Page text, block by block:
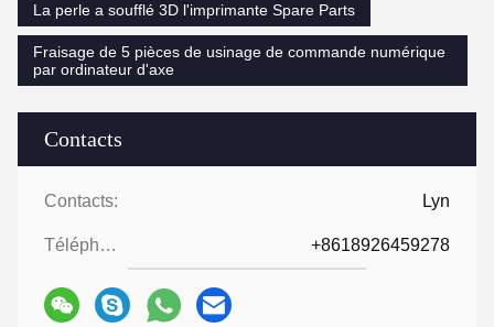
Contacts
Contacts: Lyn
Téléphone :: +8618926459278
La perle a soufflé 3D l'imprimante Spare Parts
Fraisage de 5 pièces de usinage de commande numérique
par ordinateur d'axe